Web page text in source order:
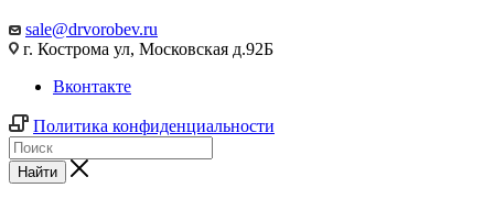
sale@drvorobev.ru
г. Кострома ул, Московская д.92Б
Вконтакте
Политика конфиденциальности
Найти